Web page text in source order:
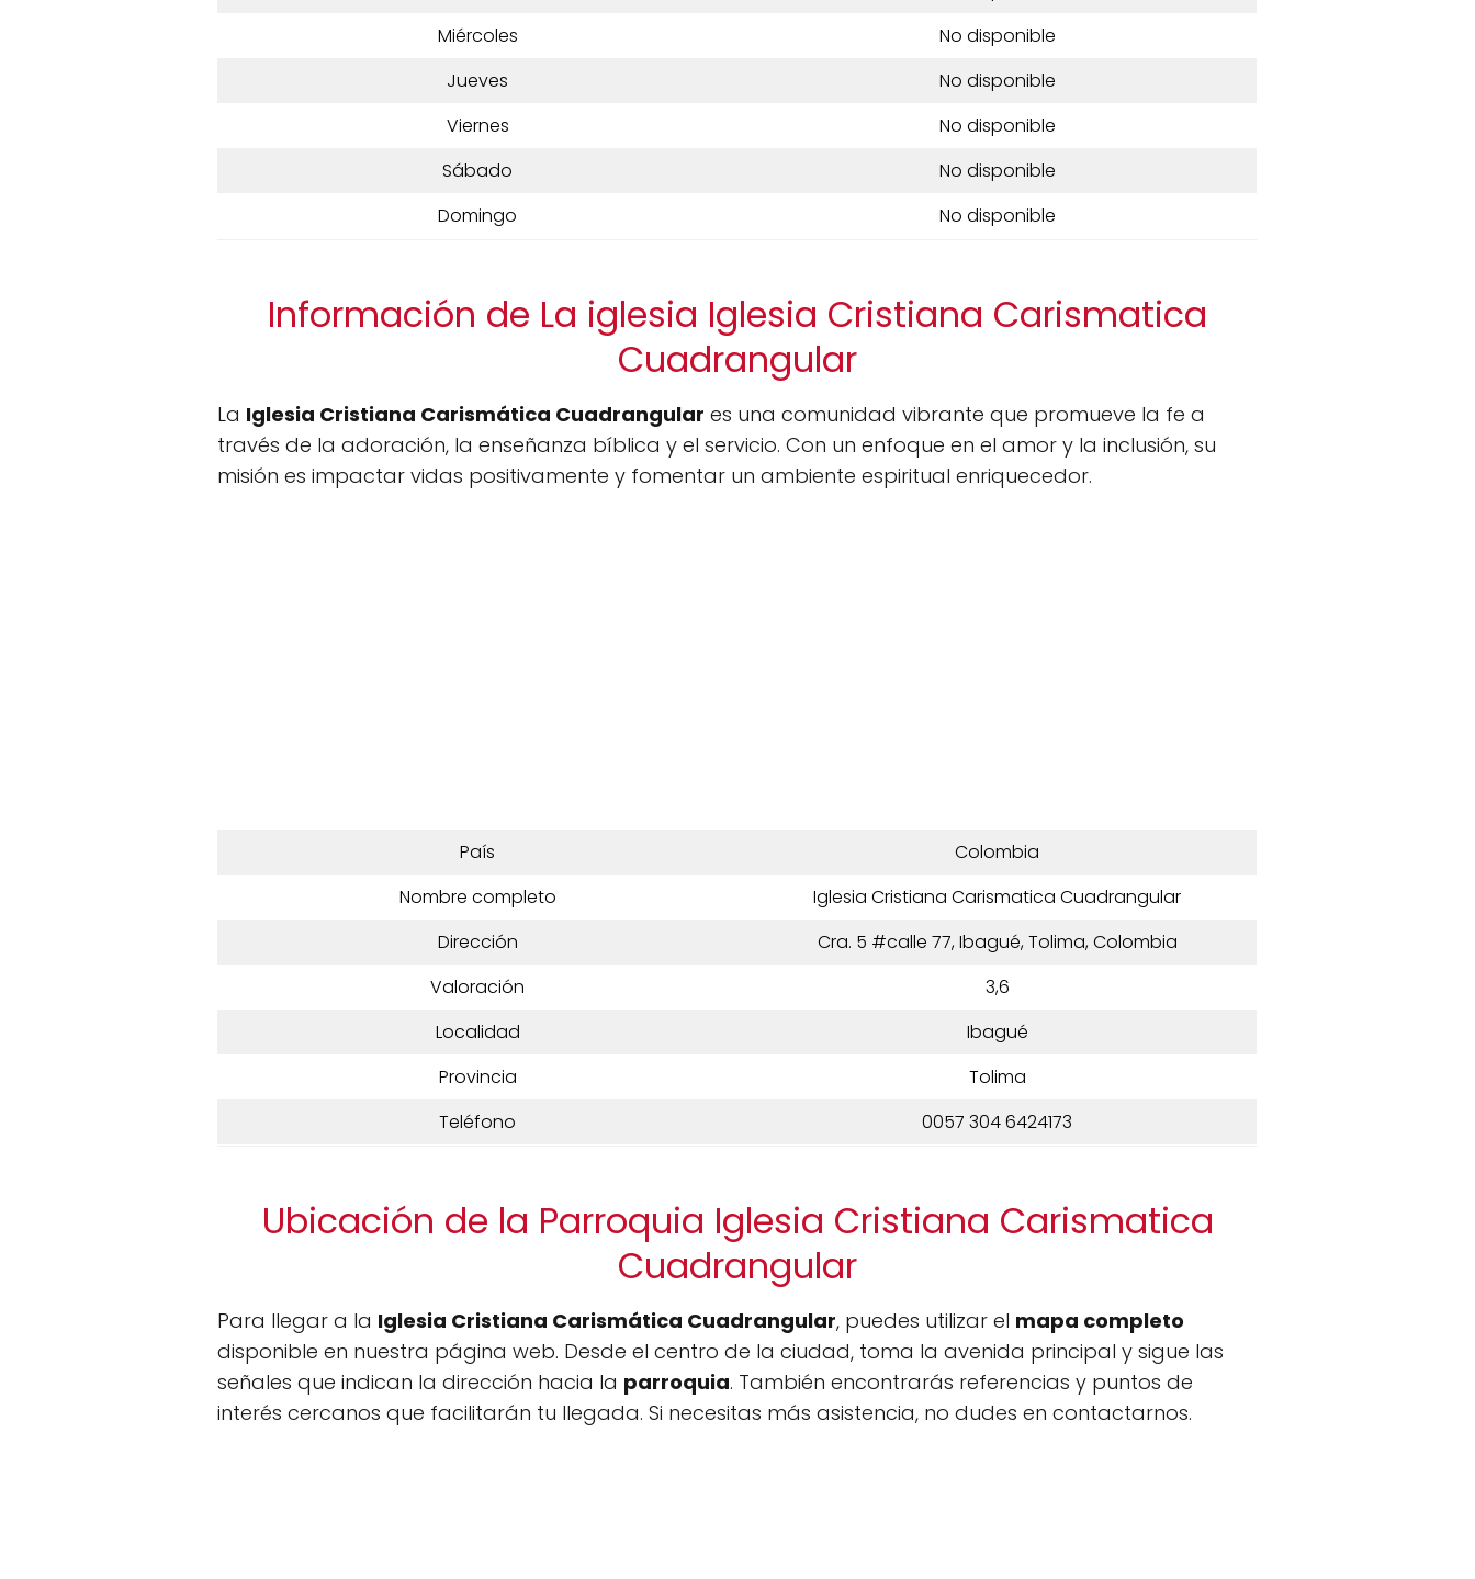
Miércoles
No disponible
Jueves
No disponible
Viernes
No disponible
Sábado
No disponible
Domingo
No disponible
Información de La iglesia Iglesia Cristiana Carismatica
Cuadrangular
La Iglesia Cristiana Carismática Cuadrangular es una comunidad vibrante que promueve la fe a
través de la adoración, la enseñanza bíblica y el servicio. Con un enfoque en el amor y la inclusión, su
misión es impactar vidas positivamente y fomentar un ambiente espiritual enriquecedor.
País
Colombia
Nombre completo
Iglesia Cristiana Carismatica Cuadrangular
Dirección
Cra. 5 #calle 77, Ibagué, Tolima, Colombia
Valoración
3,6
Localidad
Ibagué
Provincia
Tolima
Teléfono
0057 304 6424173
Ubicación de la Parroquia Iglesia Cristiana Carismatica
Cuadrangular
Para llegar a la Iglesia Cristiana Carismática Cuadrangular, puedes utilizar el mapa completo
disponible en nuestra página web. Desde el centro de la ciudad, toma la avenida principal y sigue las
señales que indican la dirección hacia la parroquia. También encontrarás referencias y puntos de
interés cercanos que facilitarán tu llegada. Si necesitas más asistencia, no dudes en contactarnos.